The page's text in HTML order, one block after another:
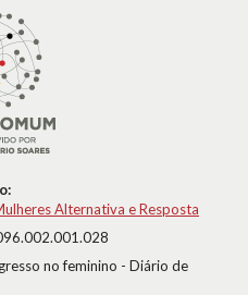
Alternativa e Resposta
no feminino - Diário de